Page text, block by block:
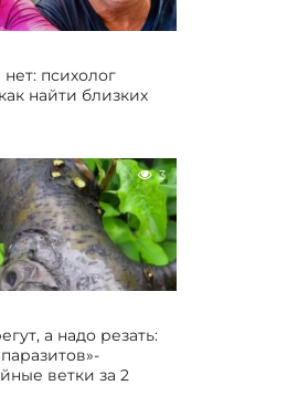
психолог
найти близких
3
а надо резать:
ветки за 2